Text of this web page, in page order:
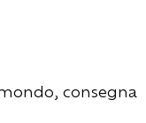
consegna